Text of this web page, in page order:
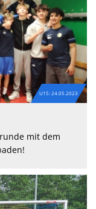
U15: 24.05.2023
mit dem